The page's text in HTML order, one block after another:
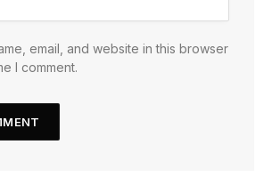
email, and website in this browser
I comment.